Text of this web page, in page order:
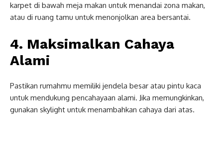
karpet di bawah meja makan untuk menandai zona makan,
atau di ruang tamu untuk menonjolkan area bersantai.
4. Maksimalkan Cahaya
Alami
Pastikan rumahmu memiliki jendela besar atau pintu kaca
untuk mendukung pencahayaan alami. Jika memungkinkan,
gunakan skylight untuk menambahkan cahaya dari atas.